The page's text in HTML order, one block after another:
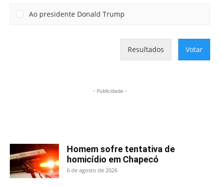
Ao presidente Donald Trump
Resultados Votar
- Publicidade -
Homem sofre tentativa de
homicídio em Chapecó
6 de agosto de 2026